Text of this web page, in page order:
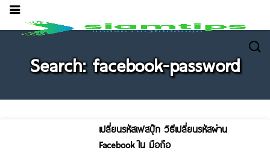
Search: facebook-password
เปลี่ยนรหัสเฟสบุ๊ก วิธีเปลี่ยนรหัสผ่าน
Facebook ใน มือถือ